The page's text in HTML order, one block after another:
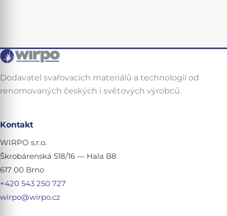
Dodavatel svařovacích materiálů a technologií od
renomovaných českých i světových výrobců.
Kontakt
WIRPO s.r.o.
Škrobárenská 518/16 — Hala B8
617 00 Brno
+420 543 250 727
wirpo@wirpo.cz